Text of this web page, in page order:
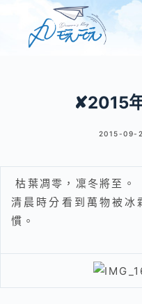
✘2015
2015-09-
枯葉凋零，凜冬將至。
清晨時分看到萬物被冰
慣。